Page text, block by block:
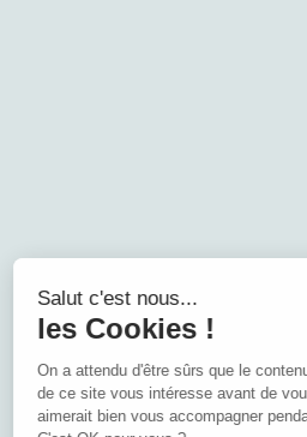
Salut c'est nous...
les Cookies !
On a attendu d'être sûrs que le
de ce site vous intéresse avant de
aimerait bien vous accompagner